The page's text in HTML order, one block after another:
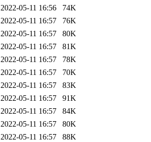
2022-05-11 16:56
74K
2022-05-11 16:57
76K
2022-05-11 16:57
80K
2022-05-11 16:57
81K
2022-05-11 16:57
78K
2022-05-11 16:57
70K
2022-05-11 16:57
83K
2022-05-11 16:57
91K
2022-05-11 16:57
84K
2022-05-11 16:57
80K
2022-05-11 16:57
88K